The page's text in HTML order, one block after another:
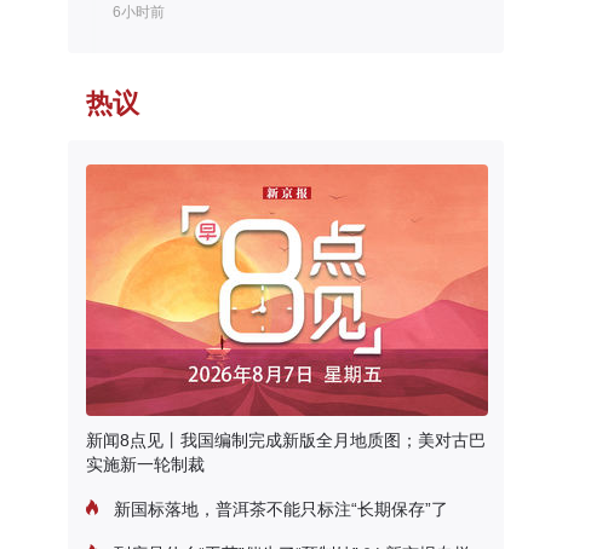
6小时前
热议
新闻8点见丨我国编制完成新版全月地质图；美对古巴
实施新一轮制裁
新国标落地，普洱茶不能只标注“长期保存”了